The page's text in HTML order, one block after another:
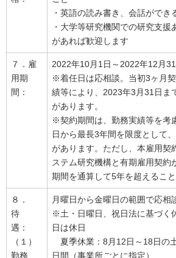
・英語の読み書き、会話ができ
・大学等研究機関での研究支
があれば歓迎します
７．雇
用期
間：
2022年10月1日～2022年12月31
※着任日は応相談。当初3ヶ月
績等により、2023年3月31日ま
があります。
※契約期間は、勤務実績等を考
日から最長3年間を限度として
があります。ただし、本雇用契
ステム研究機構と有期雇用契約
期間を通算して5年を超えること
８．
待
遇：
（１）
勤務
月曜日から金曜日の範囲で応相
※土・日曜日、祝日法に基づく
日は休日
夏季休業：8月12日～18日の
日間（事業所ごとに指定）